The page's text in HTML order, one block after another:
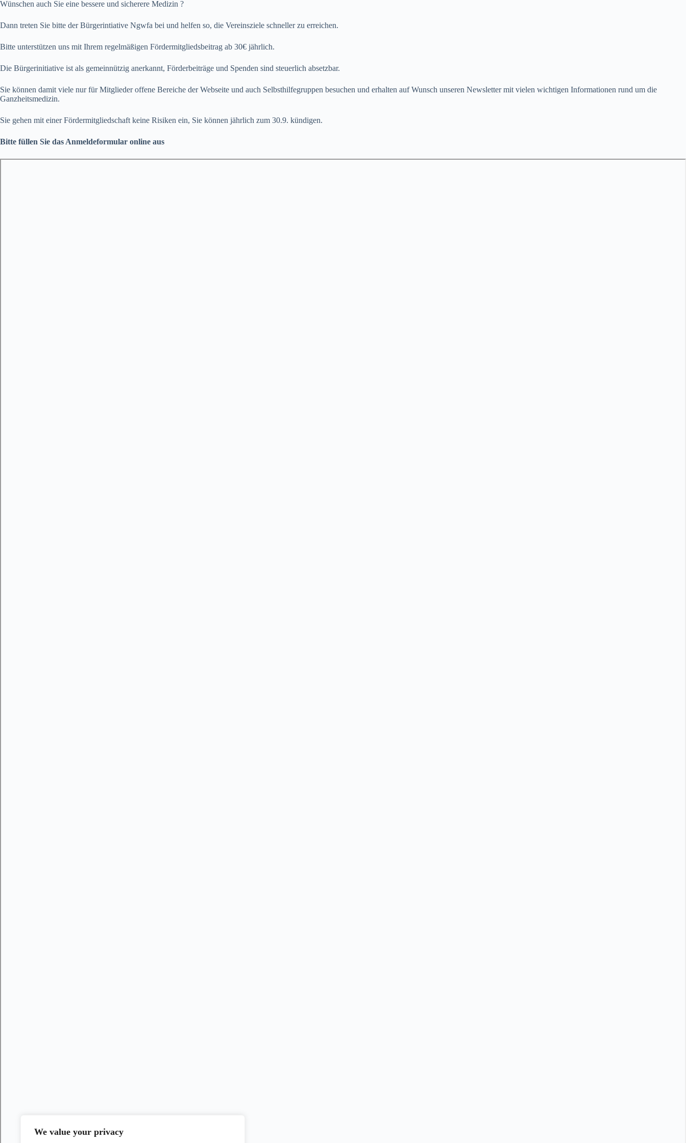
We value your privacy
Wünschen auch Sie eine bessere und sicherere Medizin ?
Dann treten Sie bitte der Bürgerintiative Ngwfa bei und helfen so, die Vereinsziele schneller zu erreichen.
Bitte unterstützen uns mit Ihrem regelmäßigen Fördermitgliedsbeitrag ab 30€ jährlich.
Die Bürgerinitiative ist als gemeinnützig anerkannt, Förderbeiträge und Spenden sind steuerlich absetzbar.
Sie können damit viele nur für Mitglieder offene Bereiche der Webseite und auch Selbsthilfegruppen besuchen und erhalten auf Wunsch unseren Newsletter mit vielen wichtigen Informationen rund um die
Ganzheitsmedizin.
Sie gehen mit einer Fördermitgliedschaft keine Risiken ein, Sie können jährlich zum 30.9. kündigen.
Bitte füllen Sie das Anmeldeformular online aus